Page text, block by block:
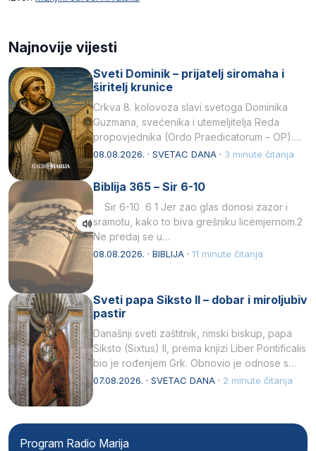
Najnovije vijesti
Sveti Dominik – prijatelj siromaha i
širitelj krunice
Crkva 8. kolovoza slavi svetoga Dominika
Guzmana, svećenika i utemeljitelja Reda
propovjednika (Ordo Praedicatorum – OP).
Svojim životom, dubokom ljubavlju prema
08.08.2026. · SVETAC DANA · 3 minute čitanja
Biblija 365 – Sir 6-10
Sir 6-10 6 1 Jer zao glas donosi zazor i
sramotu, kako to biva grešniku licemjernom.2
Ne predaj se u…
08.08.2026. · BIBLIJA · 11 minute čitanja
Sveti papa Siksto II – dobar i miroljubiv
pastir
Današnji sveti zaštitnik, rimski biskup, papa
Siksto (Sixtus) II, prema knjizi Liber Pontificalis
bio je rođenjem Grk. Obnovio je odnose s
afričkim…
07.08.2026. · SVETAC DANA · 2 minute čitanja
Program Radio Marija